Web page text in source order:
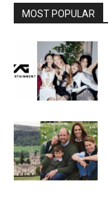
MOST POPULAR